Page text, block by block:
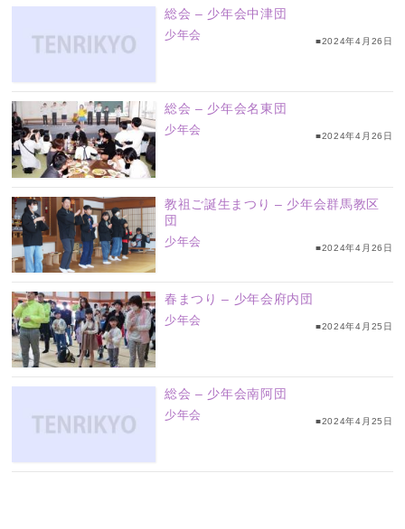
総会 – 少年会中津団
少年会
■2024年4月26日
総会 – 少年会名東団
少年会
■2024年4月26日
教祖ご誕生まつり – 少年会群馬教区
団
少年会
■2024年4月26日
春まつり – 少年会府内団
少年会
■2024年4月25日
総会 – 少年会南阿団
少年会
■2024年4月25日